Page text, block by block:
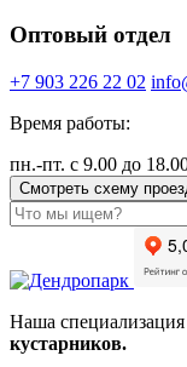
Оптовый отдел
+7 903 226 22 02
Время работы:
пн.-пт. с 9.00 до
Смотреть схему
Наша
кустарников.